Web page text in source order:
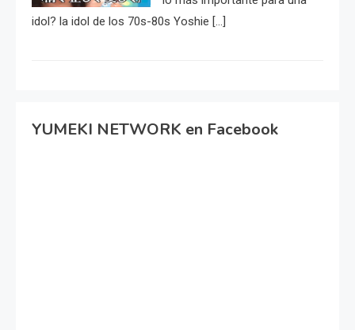
idol? la idol de los 70s-80s Yoshie […]
YUMEKI NETWORK en Facebook